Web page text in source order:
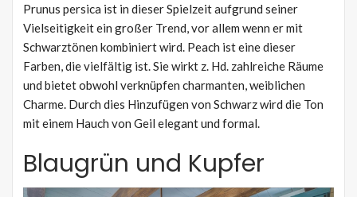
Prunus persica ist in dieser Spielzeit aufgrund seiner
Vielseitigkeit ein großer Trend, vor allem wenn er mit
Schwarztönen kombiniert wird. Peach ist eine dieser
Farben, die vielfältig ist. Sie wirkt z. Hd. zahlreiche Räume
und bietet obwohl verknüpfen charmanten, weiblichen
Charme. Durch dies Hinzufügen von Schwarz wird die Ton
mit einem Hauch von Geil elegant und formal.
Blaugrün und Kupfer